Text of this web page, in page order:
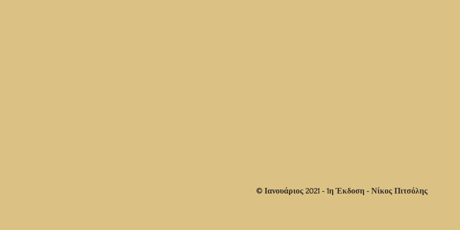
© Ιανουάριος 2021 - 1η Έκδοση - Νίκος Πιτσόλης